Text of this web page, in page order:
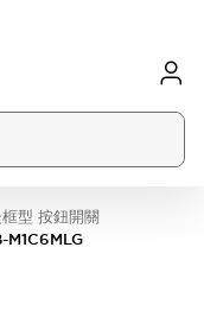
型 按鈕開關
M1C6MLG